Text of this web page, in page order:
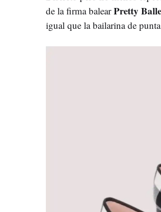
de la firma balearPretty
igual que la bailarina de punta